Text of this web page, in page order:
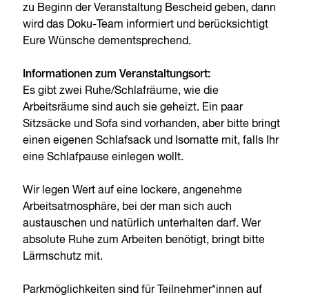
zu Beginn der Veranstaltung Bescheid geben, dann
wird das Doku-Team informiert und berücksichtigt
Eure Wünsche dementsprechend.
Informationen zum Veranstaltungsort:
Es gibt zwei Ruhe/Schlafräume, wie die
Arbeitsräume sind auch sie geheizt. Ein paar
Sitzsäcke und Sofa sind vorhanden, aber bitte bringt
einen eigenen Schlafsack und Isomatte mit, falls Ihr
eine Schlafpause einlegen wollt.
Wir legen Wert auf eine lockere, angenehme
Arbeitsatmosphäre, bei der man sich auch
austauschen und natürlich unterhalten darf. Wer
absolute Ruhe zum Arbeiten benötigt, bringt bitte
Lärmschutz mit.
Parkmöglichkeiten sind für Teilnehmer*innen auf